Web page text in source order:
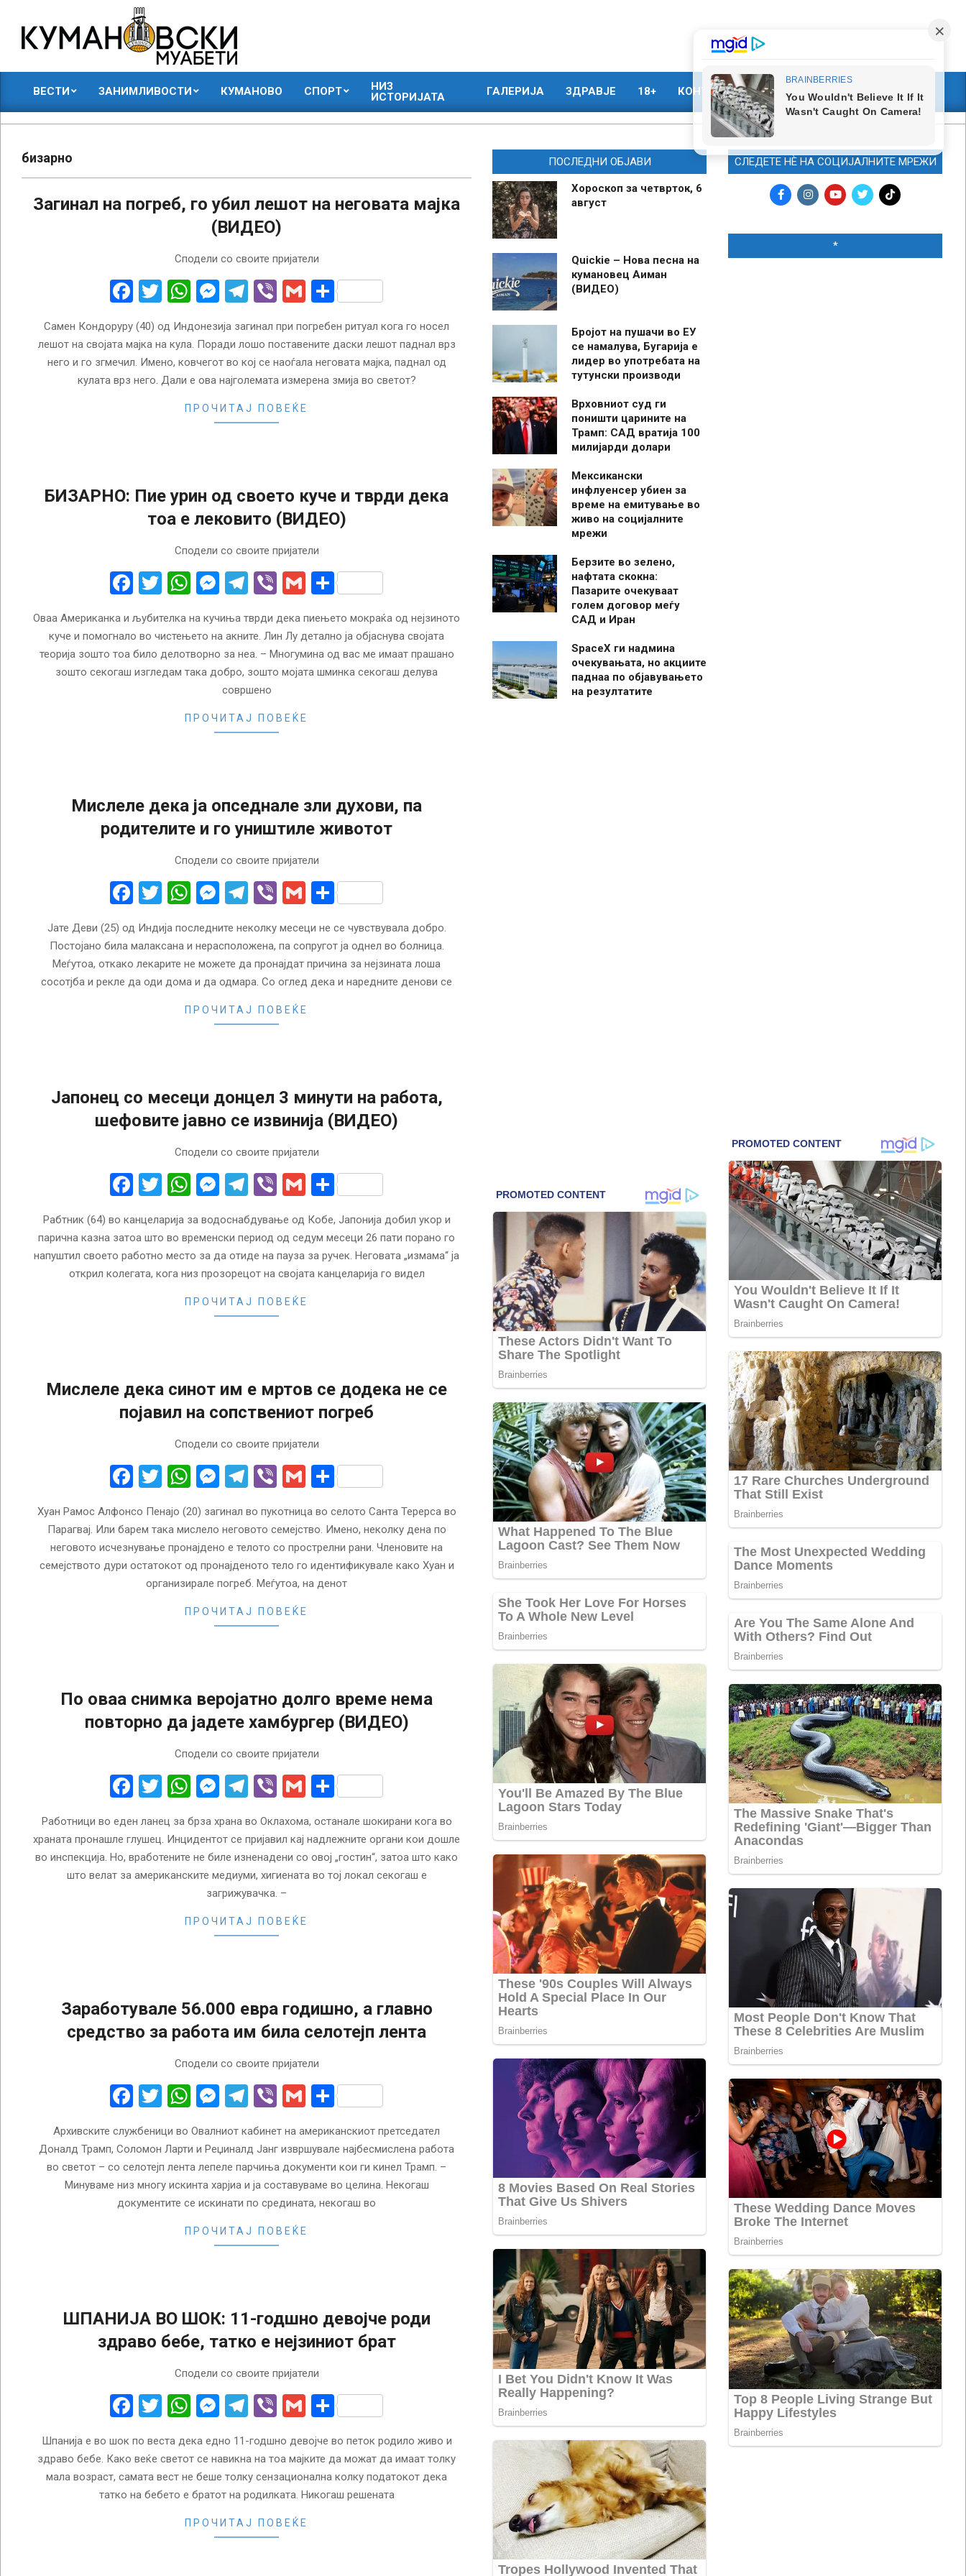
content
КУМАНОВСКИ
МУАБЕТИ
ВЕСТИ ЗАНИМЛИВОСТИ КУМАНОВО СПОРТ
НИЗ
ИСТОРИЈАТА
ГАЛЕРИЈА ЗДРАВЈЕ 18+ КОНТАКТ МАРКЕТИНГ
бизарно
Загинал на погреб, го убил лешот на неговата мајка
(ВИДЕО)
Сподели со своите пријатели
Facebook
Twitter
WhatsApp
Messenger
Telegram
ViberGmailShare
Самен Кондоруру (40) од Индонезија загинал при погребен ритуал кога го носел
лешот на својата мајка на кула. Поради лошо поставените даски лешот паднал врз
него и го згмечил. Имено, ковчегот во кој се наоѓала неговата мајка, паднал од
кулата врз него. Дали е ова најголемата измерена змија во светот?
ПРОЧИТАЈ ПОВЕЌЕ
БИЗАРНО: Пие урин од своето куче и тврди дека
тоа е лековито (ВИДЕО)
Сподели со своите пријатели
Facebook
Twitter
WhatsApp
Messenger
Telegram
ViberGmailShare
Оваа Американка и љубителка на кучиња тврди дека пиењето мокраќа од нејзиното
куче и помогнало во чистењето на акните. Лин Лу детално ја објаснува својата
теорија зошто тоа било делотворно за неа. – Многумина од вас ме имаат прашано
зошто секогаш изгледам така добро, зошто мојата шминка секогаш делува
совршено
ПРОЧИТАЈ ПОВЕЌЕ
Мислеле дека ја опседнале зли духови, па
родителите и го уништиле животот
Сподели со своите пријатели
Facebook
Twitter
WhatsApp
Messenger
Telegram
ViberGmailShare
Јате Деви (25) од Индија последните неколку месеци не се чувствувала добро.
Постојано била малаксана и нерасположена, па сопругот ја однел во болница.
Меѓутоа, откако лекарите не можете да пронајдат причина за нејзината лоша
сосотјба и рекле да оди дома и да одмара. Со оглед дека и наредните денови се
ПРОЧИТАЈ ПОВЕЌЕ
Јапонец со месеци донцел 3 минути на работа,
шефовите јавно се извинија (ВИДЕО)
Сподели со своите пријатели
Facebook
Twitter
WhatsApp
Messenger
Telegram
ViberGmailShare
Рабтник (64) во канцеларија за водоснабдување од Кобе, Јапонија добил укор и
парична казна затоа што во временски период од седум месеци 26 пати порано го
напуштил своето работно место за да отиде на пауза за ручек. Неговата „измама“ ја
открил колегата, кога низ прозорецот на својата канцеларија го видел
ПРОЧИТАЈ ПОВЕЌЕ
Мислеле дека синот им е мртов се додека не се
појавил на сопствениот погреб
Сподели со своите пријатели
Facebook
Twitter
WhatsApp
Messenger
Telegram
ViberGmailShare
Хуан Рамос Алфонсо Пенајо (20) загинал во пукотница во селото Санта Терерса во
Парагвај. Или барем така мислело неговото семејство. Имено, неколку дена по
неговото исчезнување пронајдено е телото со прострелни рани. Членовите на
семејството дури остатокот од пронајденото тело го идентификувале како Хуан и
организирале погреб. Меѓутоа, на денот
ПРОЧИТАЈ ПОВЕЌЕ
По оваа снимка веројатно долго време нема
повторно да јадете хамбургер (ВИДЕО)
Сподели со своите пријатели
Facebook
Twitter
WhatsApp
Messenger
Telegram
ViberGmailShare
Работници во еден ланец за брза храна во Оклахома, останале шокирани кога во
храната пронашле глушец. Инцидентот се пријавил кај надлежните органи кои дошле
во инспекција. Но, вработените не биле изненадени со овој „гостин“, затоа што како
што велат за американските медиуми, хигиената во тој локал секогаш е
загрижувачка. –
ПРОЧИТАЈ ПОВЕЌЕ
Заработувале 56.000 евра годишно, а главно
средство за работа им била селотејп лента
Сподели со своите пријатели
Facebook
Twitter
WhatsApp
Messenger
Telegram
ViberGmailShare
Архивските службеници во Овалниот кабинет на американскиот претседател
Доналд Трамп, Соломон Ларти и Реџиналд Јанг извршувале најбесмислена работа
во светот – со селотејп лента лепеле парчиња документи кои ги кинел Трамп. –
Минуваме низ многу искинта харјиа и ја составуваме во целина. Некогаш
документите се искинати по средината, некогаш во
ПРОЧИТАЈ ПОВЕЌЕ
ШПАНИЈА ВО ШОК: 11-годшно девојче роди
здраво бебе, татко е нејзиниот брат
Сподели со своите пријатели
Facebook
Twitter
WhatsApp
Messenger
Telegram
ViberGmailShare
Шпанија е во шок по веста дека едно 11-годшно девојче во петок родило живо и
здраво бебе. Како веќе светот се навикна на тоа мајките да можат да имаат толку
мала возраст, самата вест не беше толку сензационална колку податокот дека
татко на бебето е братот на родилката. Никогаш решената
ПРОЧИТАЈ ПОВЕЌЕ
ПОСЛЕДНИ ОБЈАВИ
Хороскоп за четврток, 6
август
Quickie – Нова песна на
кумановец Аиман
(ВИДЕО)
Бројот на пушачи во ЕУ
се намалува, Бугарија е
лидер во употребата на
тутунски производи
Врховниот суд ги
поништи царините на
Трамп: САД вратија 100
милијарди долари
Мексикански
инфлуенсер убиен за
време на емитување во
живо на социјалните
мрежи
Берзите во зелено,
нафтата скокна:
Пазарите очекуваат
голем договор меѓу
САД и Иран
SpaceX ги надмина
очекувањата, но акциите
паднаа по објавувањето
на резултатите
СЛЕДЕТЕ НЀ НА СОЦИЈАЛНИТЕ МРЕЖИ
*